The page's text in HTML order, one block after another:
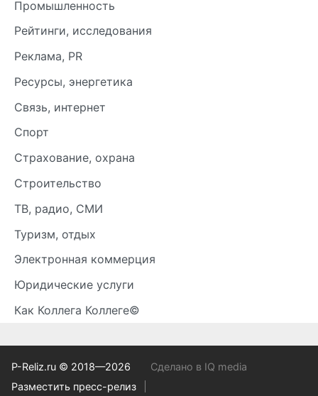
Промышленность
Рейтинги, исследования
Реклама, PR
Ресурсы, энергетика
Связь, интернет
Спорт
Страхование, охрана
Строительство
ТВ, радио, СМИ
Туризм, отдых
Электронная коммерция
Юридические услуги
Как Коллега Коллеге©
P-Reliz.ru © 2018—2026
Сделано в IQ media
Разместить пресс-релиз